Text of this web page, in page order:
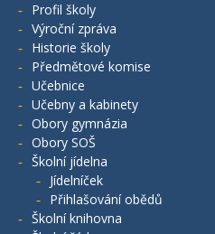
Profil školy
Výroční zpráva
Historie školy
Předmětové komise
Učebnice
Učebny a kabinety
Obory gymnázia
Obory SOŠ
Školní jídelna
Jídelníček
Přihlašování obědů
Školní knihovna